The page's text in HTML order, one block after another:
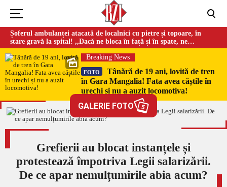
Șoferul ambulanței atacată de localnici cu pietre și topoare, în
stare gravă la spital! ,,Dacă ne bloca în față și în spate, ne
omorau…”
Breaking News
FOTO
Tânără de 19 ani, lovită de tren
în Gara Mangalia! Fata avea căștile în
urechi și nu a auzit locomotiva!
GALERIE FOTO 5
Grefierii au blocat instanțele și
protestează împotriva Legii salarizării.
De ce apar nemulțumirile abia acum?